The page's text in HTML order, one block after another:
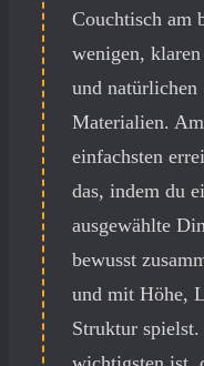
Couchtisch am
wenigen,
und natürlichen
Materialien. Am
einfachsten
das, indem du
ausgewählte
bewusst
und mit Höhe,
Struktur